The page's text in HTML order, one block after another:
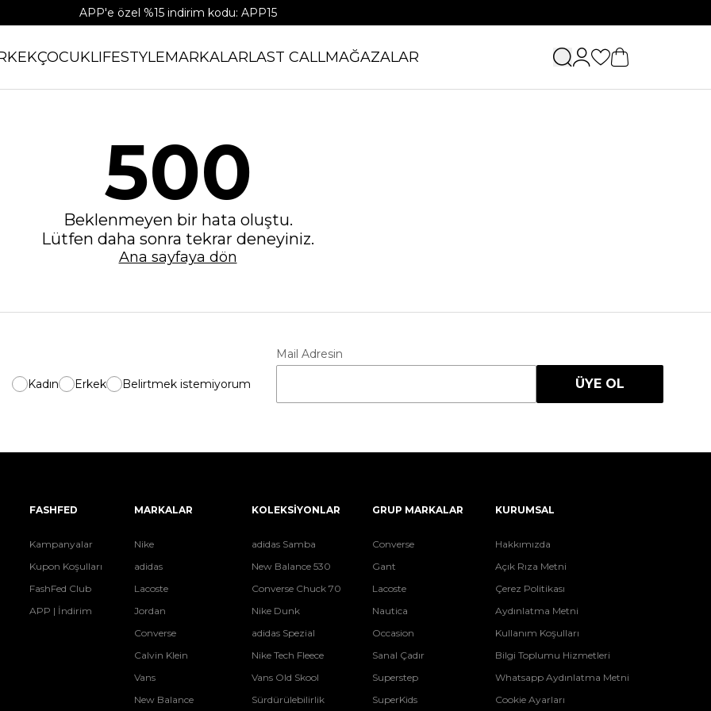
APP'e özel %15 indirim kodu: APP15
ÇOCUKLIFESTYLEMARKALARLAST CALLMAĞAZALAR
500
Beklenmeyen bir hata oluştu.
Lütfen daha sonra tekrar deneyiniz.
Ana sayfaya dön
Kadın Erkek Belirtmek istemiyorum
Mail Adresin
ÜYE OL
FASHFED
Kampanyalar
Kupon Koşulları
FashFed Club
APP | İndirim
MARKALAR
Nike
adidas
Lacoste
Jordan
Converse
Calvin Klein
Vans
New Balance
KOLEKSİYONLAR
adidas Samba
New Balance 530
Converse Chuck 70
Nike Dunk
adidas Spezial
Nike Tech Fleece
Vans Old Skool
Sürdürülebilirlik
GRUP MARKALAR
Converse
Gant
Lacoste
Nautica
Occasion
Sanal Çadır
Superstep
SuperKids
KURUMSAL
Hakkımızda
Açık Rıza Metni
Çerez Politikası
Aydınlatma Metni
Kullanım Koşulları
Bilgi Toplumu Hizmetleri
Whatsapp Aydınlatma Metni
Cookie Ayarları